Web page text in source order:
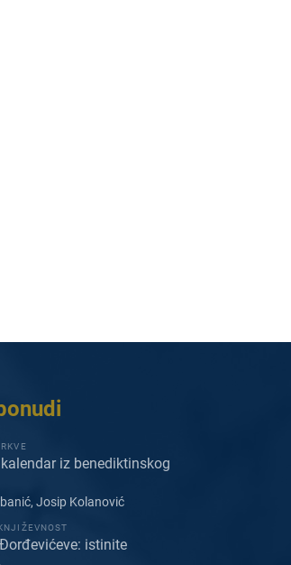
iz benediktinskog
Josip Kolanović
istinite